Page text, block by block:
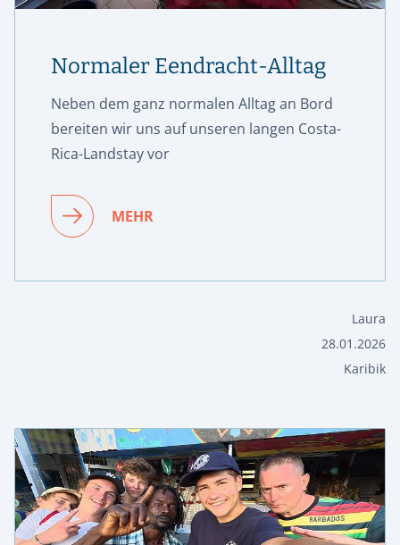
Normaler Eendracht-Alltag
Neben dem ganz normalen Alltag an Bord
bereiten wir uns auf unseren langen Costa-
Rica-Landstay vor
MEHR
Laura
28.01.2026
Karibik